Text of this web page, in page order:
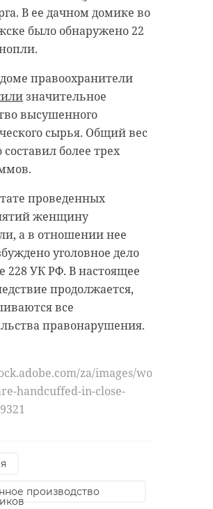
В ее дачном домике во
было обнаружено 22
правоохранители
значительное
высушенного
сырья. Общий вес
составил более трех
проведенных
женщину
а в отношении нее
уголовное дело
228 УК РФ. В настоящее
продолжается,
все
правонарушения.
za/images/women-
handcuffed-in-close-
производство
среди которых
Все пострадавшие
доставлены в
учреждение для
необходимой помощи.
работали
87-й пожарно-
части ФПС ГПС
управления МЧС России
области, а
Аварийно-
службы города
извлечения
из поврежденной
задействован ручной
аварийно-
инструмент.
деблокировали
и передали их
Милые пушистые
территорию, где
с мамой.
она прибыла из
Так сотрудники
способствуют
и сохранению этого
вида.
news/15062026/910742
зоопарк